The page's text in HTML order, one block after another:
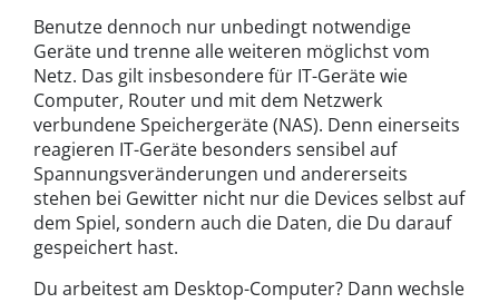
Benutze dennoch nur unbedingt notwendige
Geräte und trenne alle weiteren möglichst vom
Netz. Das gilt insbesondere für IT-Geräte wie
Computer, Router und mit dem Netzwerk
verbundene Speichergeräte (NAS). Denn einerseits
reagieren IT-Geräte besonders sensibel auf
Spannungsveränderungen und andererseits
stehen bei Gewitter nicht nur die Devices selbst auf
dem Spiel, sondern auch die Daten, die Du darauf
gespeichert hast.
Du arbeitest am Desktop-Computer? Dann wechsle